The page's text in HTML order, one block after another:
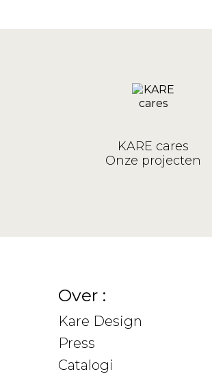
KARE cares
Onze projecten
Over :
Kare Design
Press
Catalogi